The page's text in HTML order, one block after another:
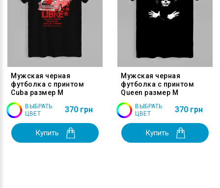
Мужская черная
футболка с принтом
Cuba размер M
ВЫБРАТЬ
ЦВЕТ
370 грн
Купить
Мужская черная
футболка с принтом
Queen размер M
ВЫБРАТЬ
ЦВЕТ
370 грн
Купить